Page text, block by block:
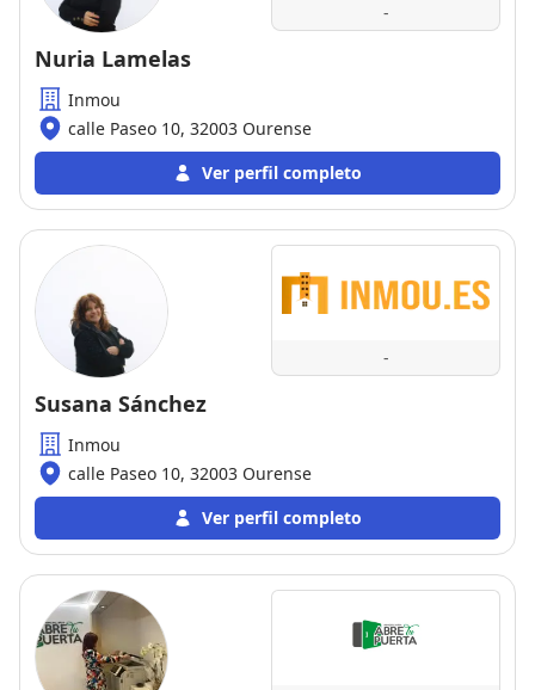
-
Nuria Lamelas
Inmou
calle Paseo 10, 32003 Ourense
Ver perfil completo
-
Susana Sánchez
Inmou
calle Paseo 10, 32003 Ourense
Ver perfil completo